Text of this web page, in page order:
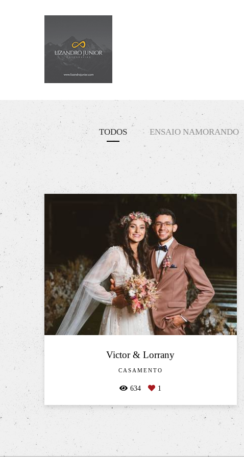
TODOS ENSAIO NAMORANDO
Victor & Lorrany
CASAMENTO
634 1